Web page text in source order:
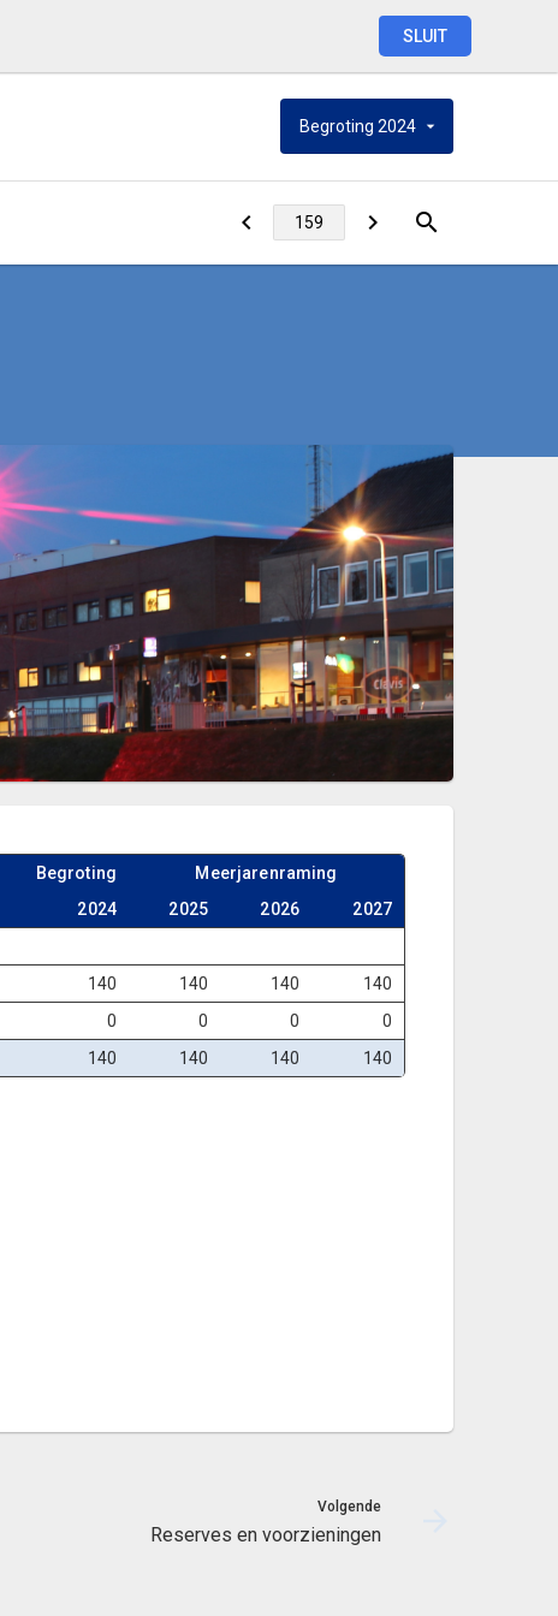
SLUIT
Begroting 2024
Begroting
Meerjarenraming
2024 2025 2026
2027
140 140 140
140
0 0 0
0
140 140 140 140
Volgende
Reserves en voorzieningen